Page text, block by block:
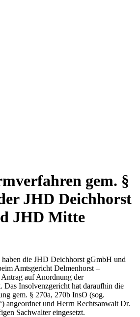
gem. §
JHD Deichhorst
JHD Mitte
die JHD Deichhorst gGmbH und
Amtsgericht Delmenhorst –
auf Anordnung der
Das Insolvenzgericht hat daraufhin die
gem. § 270a, 270b InsO (sog.
angeordnet und Herrn Rechtsanwalt Dr.
Sachwalter eingesetzt.